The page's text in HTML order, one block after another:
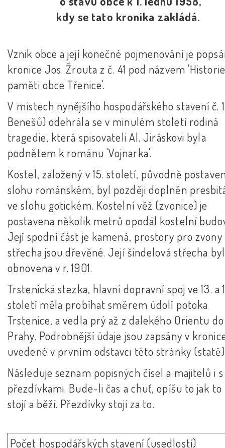
kdy se tato kronika zakládá.
Vznik obce a její konečné pojmenování je
kronice Jos. Žrouta z č. 41 pod názvem
paměti obce Třenice'.
V místech nynějšího hospodářského stavení č.
Benešů) odehrála se v minulém století rodiná
tragedie, která spisovateli Al. Jiráskovi byla
podnětem k románu 'Vojnarka'.
Kostel, založený v 15. století, původně
slohu románském, byl později doplněn
ve slohu gotickém. Kostelní věž (zvonice) je
postavena několik metrů opodál kostelní
Její spodní část je kamená, prostory pro zvony
střecha jsou dřevěné. Její šindelová střecha
obnovena v r. 1901.
Trstenická stezka, hlavní dopravní spoj ve 13. a
století měla probíhat směrem údolí potoka
Trstenice, a vedla prý až z dalekého Orientu do
Prahy. Podrobnější údaje jsou zapsány v
uvedené v prvním odstavci této stránky
Následuje seznam popisných čísel a majitelů i s
přezdívkami. Bude-li čas a chuť, opíšu to jak
stojí a běží. Přezdívky stojí za to.
Počet hospodářských stavení (usedlostí)